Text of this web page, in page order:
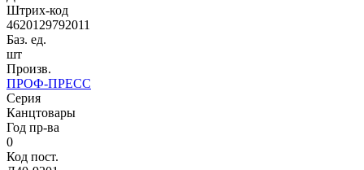
Штрих-код
4620129792011
Баз. ед.
шт
Произв.
ПРОФ-ПРЕСС
Серия
Канцтовары
Год пр-ва
0
Код пост.